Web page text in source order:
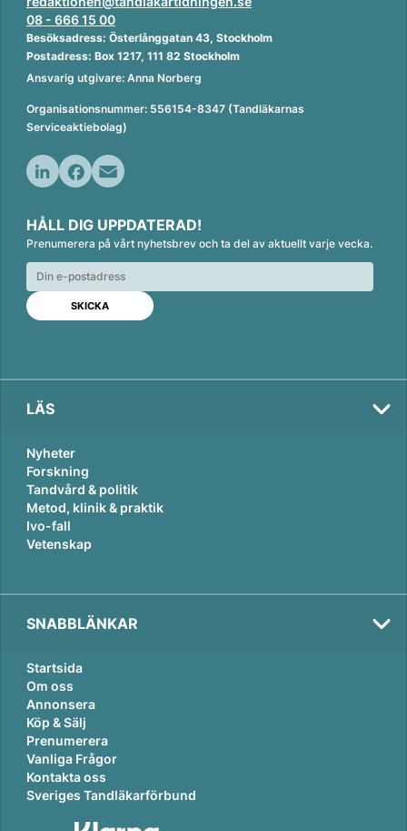
08 - 666 15 00
Besöksadress: Österlånggatan 43, Stockholm
Postadress: Box 1217, 111 82 Stockholm
Ansvarig utgivare: Anna Norberg
Organisationsnummer: 556154-8347 (Tandläkarnas
Serviceaktiebolag)
n
k
e
d
n
c
e
b
o
o
k
a
i
l
HÅLL DIG UPPDATERAD!
Prenumerera på vårt nyhetsbrev och ta del av aktuellt varje vecka.
LÄS
Nyheter
Forskning
Tandvård & politik
Metod, klinik & praktik
Ivo-fall
Vetenskap
SNABBLÄNKAR
Startsida
Om oss
Annonsera
Köp & Sälj
Prenumerera
Vanliga Frågor
Kontakta oss
Sveriges Tandläkarförbund